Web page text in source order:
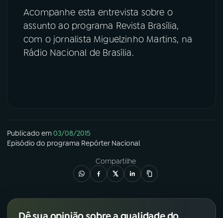
Acompanhe esta entrevista sobre o
assunto ao programa Revista Brasília,
com o jornalista Miguelzinho Martins, na
Rádio Nacional de Brasília.
Publicado em03/08/2015
Episódio do programa Repórter Nacional
Compartilhe